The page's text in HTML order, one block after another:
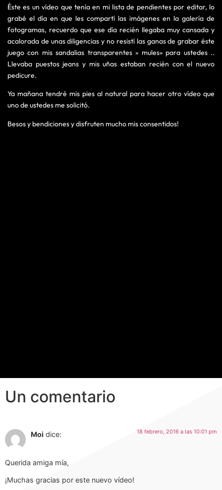
Éste es un vídeo que tenía en mi lista de pendientes por editar, lo
grabé el día en que les compartí las imágenes en la galería de
fotogramas, recuerdo que ese día recién llegaba muy cansada y
acalorada de unas diligencias y no resistí las ganas de grabar éste
juego con mis sandalias transparentes » mules» para ustedes ..
Llevaba puestos jeans y mis uñas estaban recién con el nuevo
pedicure.
Ya mañana tendré mis pies al natural para hacer otro vídeo que
uno de ustedes me solicitó.
Besos y bendiciones y disfruten mucho mis consentidos!
Un comentario
Moi dice: 18 febrero, 2016 a las 10:01 pm
Querida amiga mía,
¡Muchas gracias por este nuevo vídeo!